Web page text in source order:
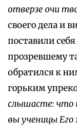
отверзе очи
своего дела и
поставили
прозревшему
обратился к
горьким
слышасте: что
вы ученицы